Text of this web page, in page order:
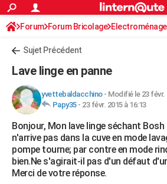
ACTUALITÉS
Politique
Société
Faits Divers
Education
Monde
Villes
+
FINANCE
Retraite
Impôts
Epargne
Immobilier
Risques naturels par ville
Banque
Assurance
Crédit
AUTO
Essais
Réserver un essai
Citadines
Berlines
SUV
Forum auto
+HIGH-TECH
Mobiles
Meilleur smartphone
Internet
Ordinateurs
Jeux vidéo
Guide high-tech
+BRICOLAGE
Forum
Aménagement intérieur
Extérieur
Cuisine
Salle de bains
Jardinage
Rangement
S'inscrire
Connexion
Forum Forum Bricolage
Sujet Précédent
Lave linge en panne
yvettebaldacchino- Modifié le 23 févr.
Papy35- 23 févr. 2015 à 16:13
Bonjour, Mon lave linge séchant
n'arrive pas dans la cuve en mode
pompe tourne; par contre en mode
bien.Ne s'agirait-il pas d'un défaut
Merci de votre réponse.